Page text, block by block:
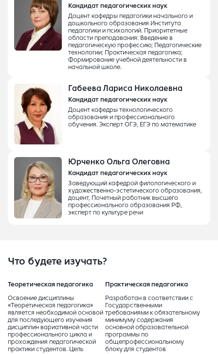
Кандидат педагогических наук
Доцент кафедры педагогики начального и
дошкольного образования Института
педагогики и психологий. Приоритетные
области преподавания: Введение в
педагогическую профессию; Педагогические
технологии; Практическая педагогика;
Формирование учебной деятельности в
начальной школе.
Габеева Лариса Николаевна
Кандидат педагогических наук
Доцент кафедры технологического
образования и профессионального
обучения. Эксперт ОГЭ, ЕГЭ по математике
Юрченко Ольга Олеговна
Кандидат педагогических наук
Заведующий кафедрой филологического и
художественно-эстетического образования,
доцент, Почетный работник высшего
профессионального образования РФ,
эксперт по культуре речи
Что будете изучать?
Теоретическая педагогика
Освоение дисциплины
«Теоретическая педагогика»
является необходимой основой
для последующего изучения
дисциплин вариативной части
профессионального цикла и
прохождения педагогической
практики студентов. Цель
Практическая педагогика
Разработан в соответствии с
Государственными
требованиями к обязательному
минимуму содержания
основной образовательной
программы по
общепрофессиональному
блоку для студентов